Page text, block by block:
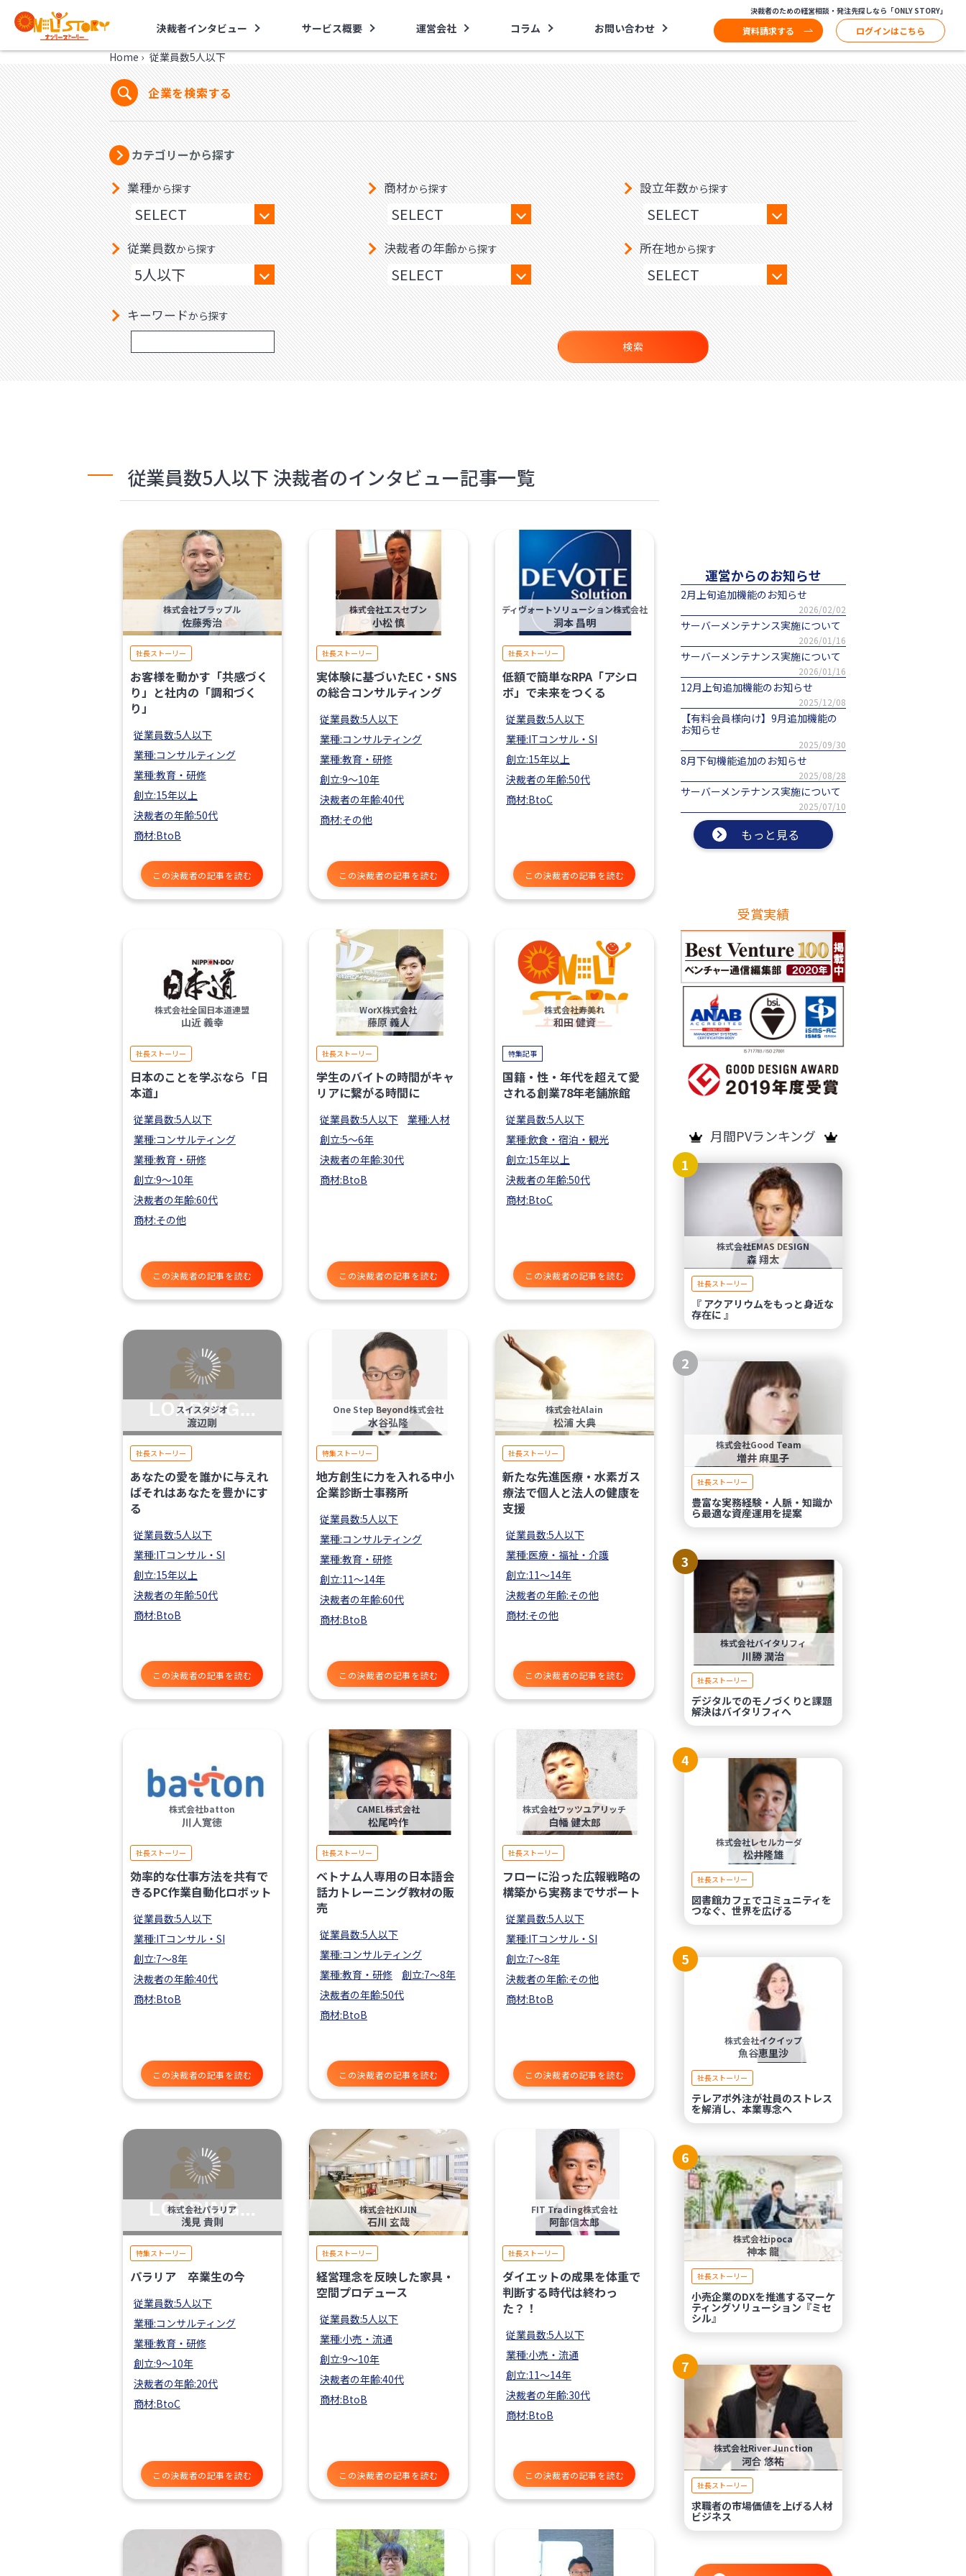
決裁者インタビュー サービス概要 運営会社 コラム お問い合わせ
決裁者のための経営相談・発注先探しなら「ONLY STORY」
資料請求する ログインはこちら
Home › 従業員数5人以下
企業を検索する
カテゴリーから探す
業種から探す 商材から探す 設立年数から探す
従業員数から探す 決裁者の年齢から探す 所在地から探す
キーワードから探す
検索
従業員数5人以下 決裁者のインタビュー記事一覧
株式会社プラップル
佐藤秀治
社長ストーリー
お客様を動かす「共感づく
り」と社内の「調和づく
り」
従業員数:5人以下
業種:コンサルティング
業種:教育・研修
創立:15年以上
決裁者の年齢:50代
商材:BtoB
この決裁者の記事を読む
株式会社エスセブン
小松 慎
社長ストーリー
実体験に基づいたEC・SNS
の総合コンサルティング
従業員数:5人以下
業種:コンサルティング
業種:教育・研修
創立:9〜10年
決裁者の年齢:40代
商材:その他
この決裁者の記事を読む
ディヴォートソリューション株式会社
洞本 昌明
社長ストーリー
低額で簡単なRPA「アシロ
ボ」で未来をつくる
従業員数:5人以下
業種:ITコンサル・SI
創立:15年以上
決裁者の年齢:50代
商材:BtoC
この決裁者の記事を読む
株式会社全国日本道連盟
山近 義幸
社長ストーリー
日本のことを学ぶなら「日
本道」
従業員数:5人以下
業種:コンサルティング
業種:教育・研修
創立:9〜10年
決裁者の年齢:60代
商材:その他
この決裁者の記事を読む
WorX株式会社
藤原 義人
社長ストーリー
学生のバイトの時間がキャ
リアに繋がる時間に
従業員数:5人以下
業種:人材
創立:5〜6年
決裁者の年齢:30代
商材:BtoB
この決裁者の記事を読む
株式会社寿美れ
和田 健資
特集記事
国籍・性・年代を超えて愛
される創業78年老舗旅館
従業員数:5人以下
業種:飲食・宿泊・観光
創立:15年以上
決裁者の年齢:50代
商材:BtoC
この決裁者の記事を読む
スイスタジオ
渡辺剛
社長ストーリー
あなたの愛を誰かに与えれ
ばそれはあなたを豊かにす
る
従業員数:5人以下
業種:ITコンサル・SI
創立:15年以上
決裁者の年齢:50代
商材:BtoB
この決裁者の記事を読む
One Step Beyond株式会社
水谷弘隆
特集ストーリー
地方創生に力を入れる中小
企業診断士事務所
従業員数:5人以下
業種:コンサルティング
業種:教育・研修
創立:11〜14年
決裁者の年齢:60代
商材:BtoB
この決裁者の記事を読む
株式会社Alain
松浦 大典
社長ストーリー
新たな先進医療・水素ガス
療法で個人と法人の健康を
支援
従業員数:5人以下
業種:医療・福祉・介護
創立:11〜14年
決裁者の年齢:その他
商材:その他
この決裁者の記事を読む
株式会社batton
川人寛徳
社長ストーリー
効率的な仕事方法を共有で
きるPC作業自動化ロボット
従業員数:5人以下
業種:ITコンサル・SI
創立:7〜8年
決裁者の年齢:40代
商材:BtoB
この決裁者の記事を読む
CAMEL株式会社
松尾吟作
社長ストーリー
ベトナム人専用の日本語会
話力トレーニング教材の販
売
従業員数:5人以下
業種:コンサルティング
業種:教育・研修
創立:7〜8年
決裁者の年齢:50代
商材:BtoB
この決裁者の記事を読む
株式会社ワッツユアリッチ
白幡 健太郎
社長ストーリー
フローに沿った広報戦略の
構築から実務までサポート
従業員数:5人以下
業種:ITコンサル・SI
創立:7〜8年
決裁者の年齢:その他
商材:BtoB
この決裁者の記事を読む
株式会社パラリア
浅見 貴則
特集ストーリー
パラリア 卒業生の今
従業員数:5人以下
業種:コンサルティング
業種:教育・研修
創立:9〜10年
決裁者の年齢:20代
商材:BtoC
この決裁者の記事を読む
株式会社KIJIN
石川 玄哉
社長ストーリー
経営理念を反映した家具・
空間プロデュース
従業員数:5人以下
業種:小売・流通
創立:9〜10年
決裁者の年齢:40代
商材:BtoB
この決裁者の記事を読む
FIT Trading株式会社
阿部信太郎
社長ストーリー
ダイエットの成果を体重で
判断する時代は終わっ
た？！
従業員数:5人以下
業種:小売・流通
創立:11〜14年
決裁者の年齢:30代
商材:BtoB
この決裁者の記事を読む
運営からのお知らせ
2月上旬追加機能のお知らせ
2026/02/02
サーバーメンテナンス実施について
2026/01/16
サーバーメンテナンス実施について
2026/01/16
12月上旬追加機能のお知らせ
2025/12/08
【有料会員様向け】9月追加機能の
お知らせ
2025/09/30
8月下旬機能追加のお知らせ
2025/08/28
サーバーメンテナンス実施について
2025/07/10
もっと見る
受賞実績
月間PVランキング
1
株式会社EMAS DESIGN
森 翔太
社長ストーリー
『 アクアリウムをもっと身近な
存在に 』
2
株式会社Good Team
増井 麻里子
社長ストーリー
豊富な実務経験・人脈・知識か
ら最適な資産運用を提案
3
株式会社バイタリフィ
川勝 潤治
社長ストーリー
デジタルでのモノづくりと課題
解決はバイタリフィへ
4
株式会社レセルカーダ
松井隆雄
社長ストーリー
図書館カフェでコミュニティを
つなぐ、世界を広げる
5
株式会社イクイップ
魚谷恵里沙
社長ストーリー
テレアポ外注が社員のストレス
を解消し、本業専念へ
6
株式会社ipoca
神本 龍
社長ストーリー
小売企業のDXを推進するマーケ
ティングソリューション『ミセ
シル』
7
株式会社River Junction
河合 悠祐
社長ストーリー
求職者の市場価値を上げる人材
ビジネス